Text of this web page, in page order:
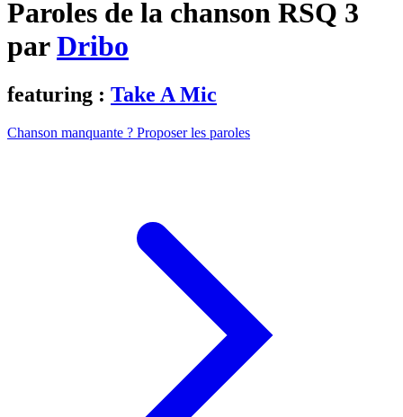
Paroles de la chanson RSQ 3
parDribo
featuring : Take A Mic
Chanson manquante ? Proposer les paroles